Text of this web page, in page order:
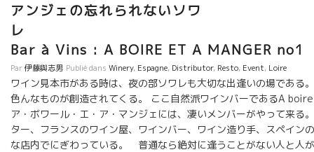
アンジェの忘れられないソワ
Bar à Vins : A BOIRE ET A MANGER no1
Par伊藤與志男 Publié dans Winery, Espagne, Distributor, Resto, Event, Loire
ワイン見本市がある時は、夜の部ソワレも大切な出逢いの場である
色んなものが創造されてくる。 ここ自然派ワインバーであるA
ア・ボワール・エ・ア・マンジェには、凄いメンバーがやって来る
ター、フランスのワイン屋、ワインバー、ワイン造り手、スペイン
な店内でにぎわっている。 普通なら絶対に逢うことがない人と人